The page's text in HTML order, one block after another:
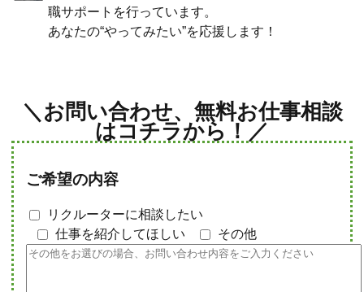
職サポートを行っています。
あなたの“やってみたい”を応援します！
＼お問い合わせ、無料お仕事相談
はコチラから！／
ご希望の内容
リクルーターに相談したい
仕事を紹介してほしい
その他